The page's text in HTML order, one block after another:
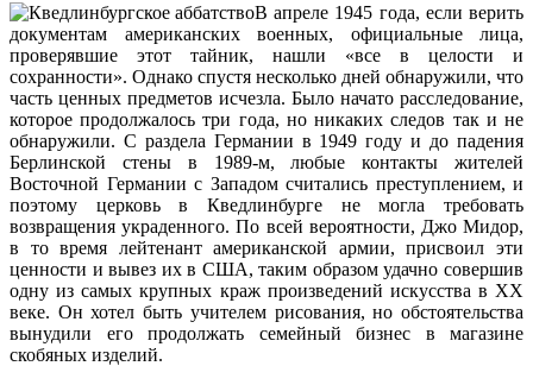
В апреле 1945 года, если верить
документам американских военных, официальные лица,
проверявшие этот тайник, нашли «все в целости и
сохранности». Однако спустя несколько дней обнаружили, что
часть ценных предметов исчезла. Было начато расследование,
которое продолжалось три года, но никаких следов так и не
обнаружили. С раздела Германии в 1949 году и до падения
Берлинской стены в 1989-м, любые контакты жителей
Восточной Германии с Западом считались преступлением, и
поэтому церковь в Кведлинбурге не могла требовать
возвращения украденного. По всей вероятности, Джо Мидор,
в то время лейтенант американской армии, присвоил эти
ценности и вывез их в США, таким образом удачно совершив
одну из самых крупных краж произведений искусства в XX
веке. Он хотел быть учителем рисования, но обстоятельства
вынудили его продолжать семейный бизнес в магазине
скобяных изделий.